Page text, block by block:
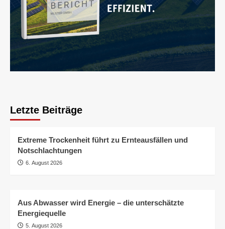
Letzte Beiträge
Extreme Trockenheit führt zu Ernteausfällen und
Notschlachtungen
6. August 2026
Aus Abwasser wird Energie – die unterschätzte
Energiequelle
5. August 2026